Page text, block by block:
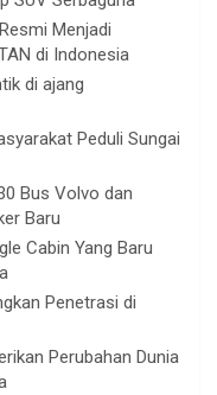
Menjadi
di Indonesia
di ajang
Peduli Sungai
Bus Volvo dan
Baru
Cabin Yang Baru
Penetrasi di
Perubahan Dunia